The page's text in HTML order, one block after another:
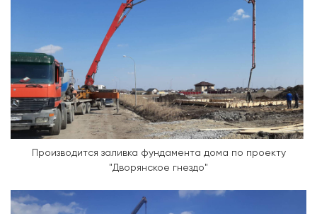
Производится заливка фундамента дома по проекту
"Дворянское гнездо"